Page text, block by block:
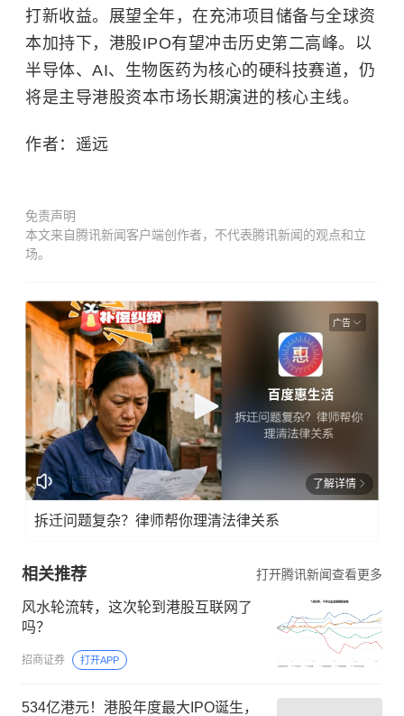
打新收益。展望全年，在充沛项目储备与全球资
本加持下，港股IPO有望冲击历史第二高峰。以
半导体、AI、生物医药为核心的硬科技赛道，仍
将是主导港股资本市场长期演进的核心主线。
作者：遥远
免责声明
本文来自腾讯新闻客户端创作者，不代表腾讯新闻的观点和立
场。
广告
了解详情
拆迁问题复杂？律师帮你理清法律关系
相关推荐 打开腾讯新闻查看更多
风水轮流转，这次轮到港股互联网了
吗？
招商证券 打开APP
534亿港元！港股年度最大IPO诞生，